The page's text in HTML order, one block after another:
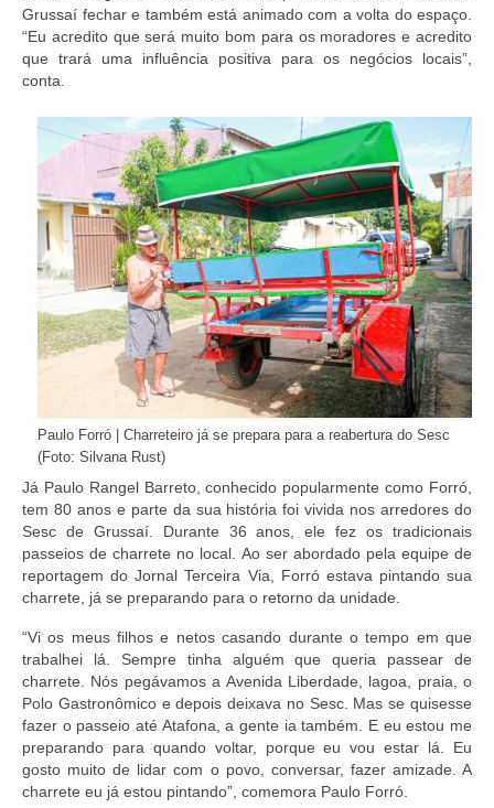
Grussaí fechar e também está animado com a volta do espaço.
“Eu acredito que será muito bom para os moradores e acredito
que trará uma influência positiva para os negócios locais”,
conta.
Paulo Forró | Charreteiro já se prepara para a reabertura do Sesc
(Foto: Silvana Rust)
Já Paulo Rangel Barreto, conhecido popularmente como Forró,
tem 80 anos e parte da sua história foi vivida nos arredores do
Sesc de Grussaí. Durante 36 anos, ele fez os tradicionais
passeios de charrete no local. Ao ser abordado pela equipe de
reportagem do Jornal Terceira Via, Forró estava pintando sua
charrete, já se preparando para o retorno da unidade.
“Vi os meus filhos e netos casando durante o tempo em que
trabalhei lá. Sempre tinha alguém que queria passear de
charrete. Nós pegávamos a Avenida Liberdade, lagoa, praia, o
Polo Gastronômico e depois deixava no Sesc. Mas se quisesse
fazer o passeio até Atafona, a gente ia também. E eu estou me
preparando para quando voltar, porque eu vou estar lá. Eu
gosto muito de lidar com o povo, conversar, fazer amizade. A
charrete eu já estou pintando”, comemora Paulo Forró.